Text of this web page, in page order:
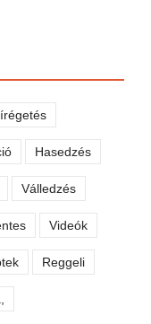
Hasedzés
Válledzés
Videók
Reggeli